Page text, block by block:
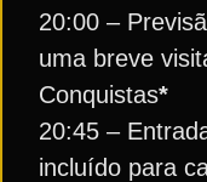
20:00 –
uma breve
Conquistas*
20:45 –
incluído para